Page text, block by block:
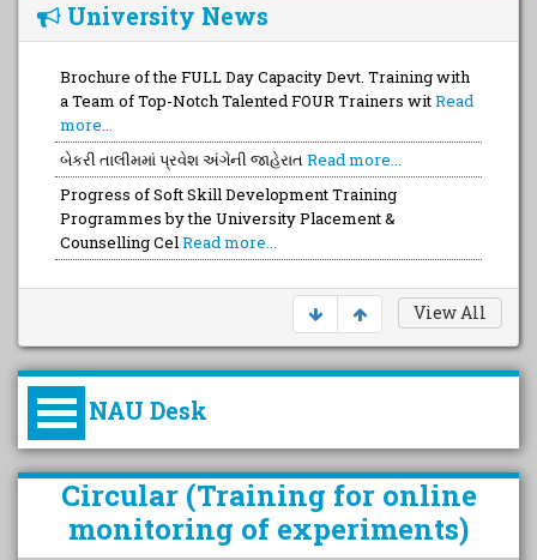
University News
Brochure of the FULL Day Capacity Devt. Training with
a Team of Top-Notch Talented FOUR Trainers witRead
more...
બેકરી તાલીમમાં પ્રવેશ અંગેની જાહેરાત Read more...
Progress of Soft Skill Development Training
Programmes by the University Placement &
Counselling CelRead more...
View All
NAU Desk
કુલપતિની પરિવર્તનકારી પહેલનું
વિહંગાવલોકન (ઓક્ટોબર ૨૦૨૦-૨૦૨૫)
Circular (Training for online
monitoring of experiments)